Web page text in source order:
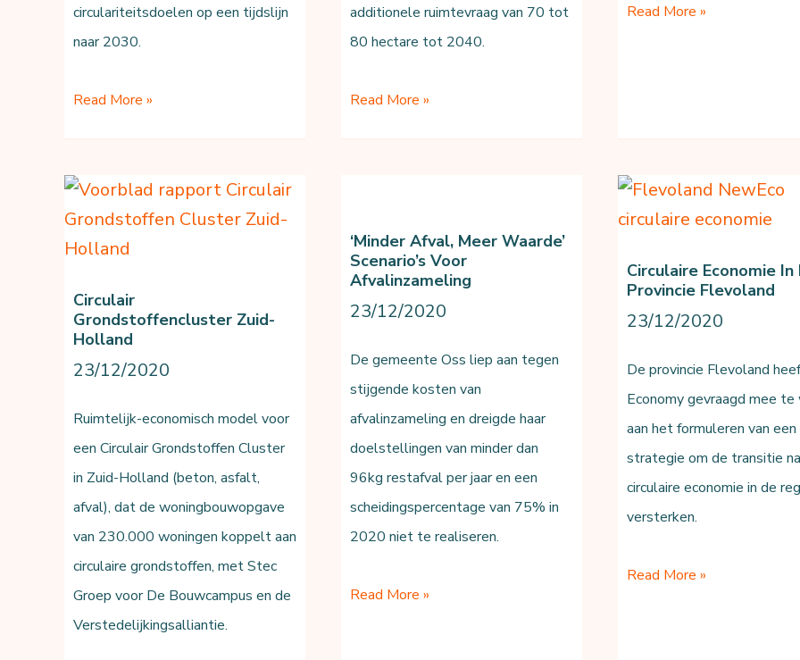
circulariteitsdoelen op een tijdslijn
naar 2030.
Doelentraject
Read More »
additionele ruimtevraag van 70 tot
80 hectare tot 2040.
Duurzame
Read More »
Jaarbeurs:
Read More »
Circulair
Grondstoffencluster Zuid-
Holland
23/12/2020
Ruimtelijk-economisch model voor
een Circulair Grondstoffen Cluster
in Zuid-Holland (beton, asfalt,
afval), dat de woningbouwopgave
van 230.000 woningen koppelt aan
circulaire grondstoffen, met Stec
Groep voor De Bouwcampus en de
Verstedelijkingsalliantie.
‘Minder Afval, Meer Waarde’
Scenario’s Voor
Afvalinzameling
23/12/2020
De gemeente Oss liep aan tegen
stijgende kosten van
afvalinzameling en dreigde haar
doelstellingen van minder dan
96kg restafval per jaar en een
scheidingspercentage van 75% in
2020 niet te realiseren.
‘Minder
Read More »
Circulaire Economie In
Provincie Flevoland
23/12/2020
De provincie Flevoland
Economy gevraagd mee te
aan het formuleren van een
strategie om de transitie
circulaire economie in de
versterken.
Circulaire
Read More »